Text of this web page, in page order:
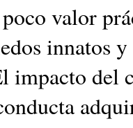
valor
innatos
impacto del